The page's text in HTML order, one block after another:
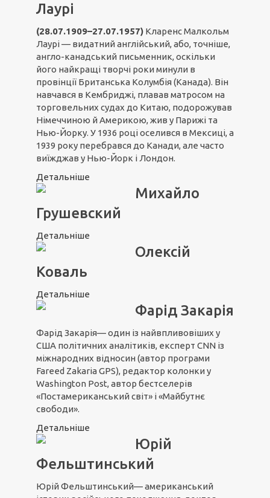
Лаурі
(28.07.1909–27.07.1957) Кларенс Малкольм
Лаурі — видатний англійський, або, точніше,
англо-канадський письменник, оскільки
його найкращі творчі роки минули в
провінції Британська Колумбія (Канада). Він
навчався в Кембриджі, плавав матросом на
торговельних судах до Китаю, подорожував
Німеччиною й Америкою, жив у Парижі та
Нью-Йорку. У 1936 році оселився в Мексиці, а
1939 року перебрався до Канади, але часто
виїжджав у Нью-Йорк і Лондон.
Детальніше
Михайло
Грушевский
Детальніше
Олексій
Коваль
Детальніше
Фарід Закарія
Фарід Закарія— один із найвпливовіших у
США політичних аналітиків, експерт CNN із
міжнародних відносин (автор програми
Fareed Zakaria GPS), редактор колонки у
Washington Post, автор бестселерів
«Постамериканський світ» і «Майбутнє
свободи».
Детальніше
Юрій
Фельштинський
Юрій Фельштинський— американський